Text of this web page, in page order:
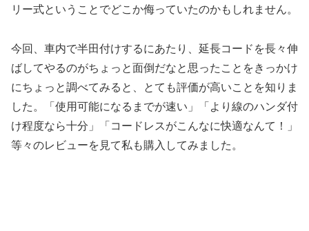
リー式ということでどこか侮っていたのかもしれません。
今回、車内で半田付けするにあたり、延長コードを長々伸
ばしてやるのがちょっと面倒だなと思ったことをきっかけ
にちょっと調べてみると、とても評価が高いことを知りま
した。「使用可能になるまでが速い」「より線のハンダ付
け程度なら十分」「コードレスがこんなに快適なんて！」
等々のレビューを見て私も購入してみました。